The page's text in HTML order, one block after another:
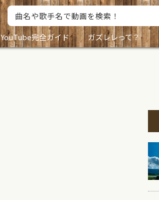
YouTube完全ガイド ガズレレって？